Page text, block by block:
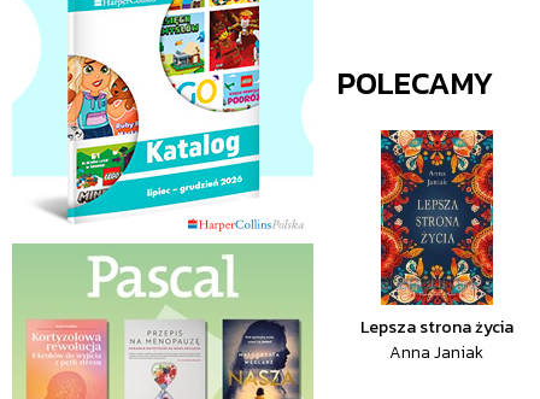
POLECAMY
Lepsza strona życia
Anna Janiak